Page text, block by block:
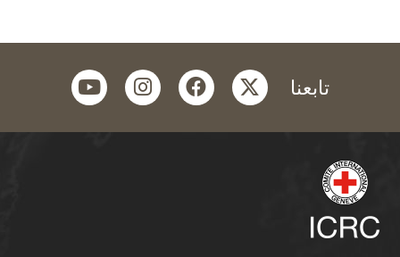
تابعنا twitter
facebook
instagram
youtube